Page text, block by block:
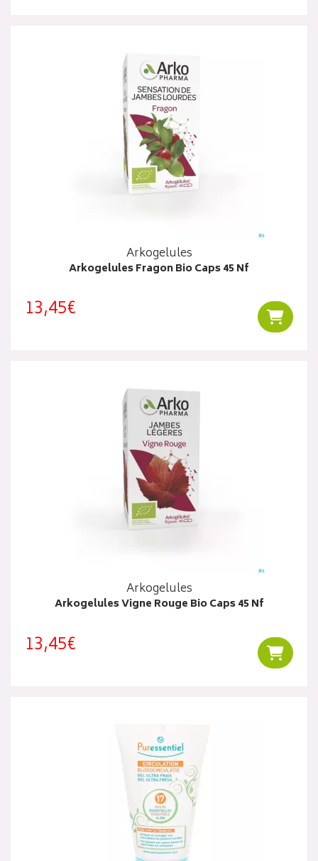
Arkogelules
Arkogelules Fragon Bio Caps 45 Nf
13,45€
Arkogelules
Arkogelules Vigne Rouge Bio Caps 45 Nf
13,45€